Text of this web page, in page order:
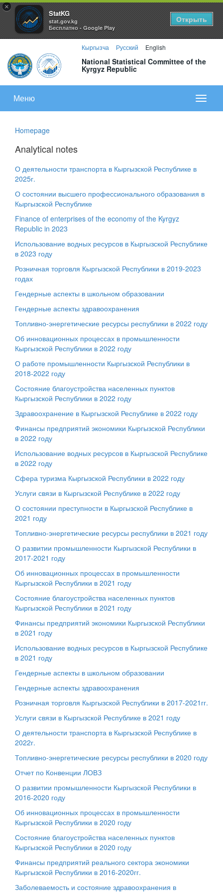
×
StatKG
stat.gov.kg
Бесплатно - Google Play
Открыть
Кыргызча Русский English
National Statistical Committee of the
Kyrgyz Republic
меню
Меню
Homepage
Analytical notes
О деятельности транспорта в Кыргызской Республике в
2025г.
О состоянии высшего профессионального образования в
Кыргызской Республике
Finance of enterprises of the economy of the Kyrgyz
Republic in 2023
Использование водных ресурсов в Кыргызской Республике
в 2023 году
Розничная торговля Кыргызской Республики в 2019-2023
годах
Гендерные аспекты в школьном образовании
Гендерные аспекты здравоохранения
Топливно-энергетические ресурсы республики в 2022 году
Об инновационных процессах в промышленности
Кыргызской Республики в 2022 году
О работе промышленности Кыргызской Республики в
2018-2022 году
Cостояние благоустройства населенных пунктов
Кыргызской Республики в 2022 году
Здравоохранение в Кыргызской Республике в 2022 году
Финансы предприятий экономики Кыргызской Республики
в 2022 году
Использование водных ресурсов в Кыргызской Республике
в 2022 году
Сфера туризма Кыргызской Республики в 2022 году
Услуги связи в Кыргызской Республике в 2022 году
О состоянии преступности в Кыргызской Республике в
2021 году
Топливно-энергетические ресурсы республики в 2021 году
О развитии промышленности Кыргызской Республики в
2017-2021 году
Об инновационных процессах в промышленности
Кыргызской Республики в 2021 году
Состояние благоустройства населенных пунктов
Кыргызской Республики в 2021 году
Финансы предприятий экономики Кыргызской Республики
в 2021 году
Использование водных ресурсов в Кыргызской Республике
в 2021 году
Гендерные аспекты в школьном образовании
Гендерные аспекты здравоохранения
Розничная торговля Кыргызской Республики в 2017-2021гг.
Услуги связи в Кыргызской Республике в 2021 году
О деятельности транспорта в Кыргызской Республике в
2022г.
Топливно-энергетические ресурсы республики в 2020 году
Отчет по Конвенции ЛОВЗ
О развитии промышленности Кыргызской Республики в
2016-2020 году
Об инновационных процессах в промышленности
Кыргызской Республики в 2020 году
Состояние благоустройства населенных пунктов
Кыргызской Республики в 2020 году
Финансы предприятий реального сектора экономики
Кыргызской Республики в 2016-2020гг.
Заболеваемость и состояние здравоохранения в